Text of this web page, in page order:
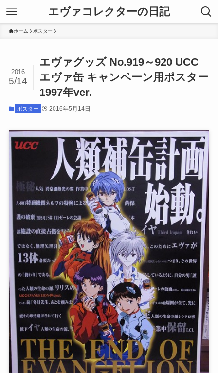
エヴァコレクターの日記
ホーム ポスター
エヴァグッズ No.919～920 UCC
エヴァ缶 キャンペーン用ポスター
1997年ver.
2016
5/14
ポスター 2016年5月14日